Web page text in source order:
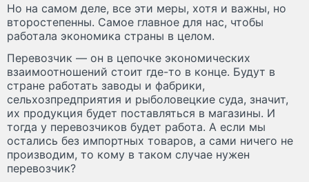
Но на самом деле, все эти меры, хотя и важны, но
второстепенны. Самое главное для нас, чтобы
работала экономика страны в целом.
Перевозчик — он в цепочке экономических
взаимоотношений стоит где-то в конце. Будут в
стране работать заводы и фабрики,
сельхозпредприятия и рыболовецкие суда, значит,
их продукция будет поставляться в магазины. И
тогда у перевозчиков будет работа. А если мы
остались без импортных товаров, а сами ничего не
производим, то кому в таком случае нужен
перевозчик?